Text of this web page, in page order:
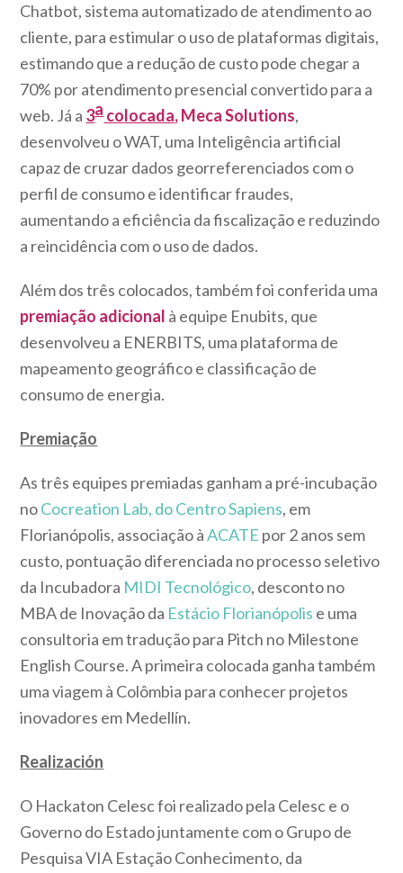
Chatbot, sistema automatizado de atendimento ao
cliente, para estimular o uso de plataformas digitais,
estimando que a redução de custo pode chegar a
70% por atendimento presencial convertido para a
web. Já a 3acolocada, Meca Solutions,
desenvolveu o WAT, uma Inteligência artificial
capaz de cruzar dados georreferenciados com o
perfil de consumo e identificar fraudes,
aumentando a eficiência da fiscalização e reduzindo
a reincidência com o uso de dados.
Além dos três colocados, também foi conferida uma
premiação adicional à equipe Enubits, que
desenvolveu a ENERBITS, uma plataforma de
mapeamento geográfico e classificação de
consumo de energia.
Premiação
As três equipes premiadas ganham a pré-incubação
noCocreation Lab, do Centro Sapiens, em
Florianópolis, associação àACATE por 2 anos sem
custo, pontuação diferenciada no processo seletivo
da Incubadora MIDI Tecnológico, desconto no
MBA de Inovação da Estácio Florianópolis e uma
consultoria em tradução para Pitch no Milestone
English Course. A primeira colocada ganha também
uma viagem à Colômbia para conhecer projetos
inovadores em Medellín.
Realización
O Hackaton Celesc foi realizado pela Celesc e o
Governo do Estado juntamente com o Grupo de
Pesquisa VIA Estação Conhecimento, da